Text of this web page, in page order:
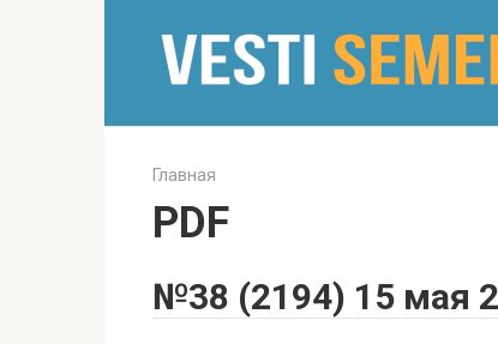
Главная
PDF
№38 (2194) 15 мая